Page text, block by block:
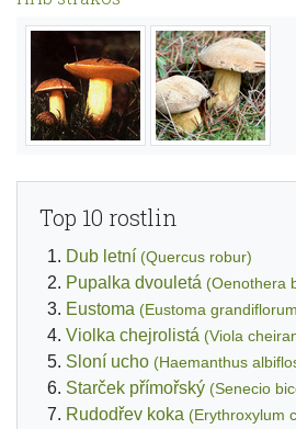
Top 10 rostlin
Dub letní (Quercus robur)
Pupalka dvouletá (Oenothera
Eustoma (Eustoma
Violka chejrolistá (Viola
Sloní ucho (Haemanthus
Starček přímořský (Senecio
Rudodřev koka (Erythroxylum